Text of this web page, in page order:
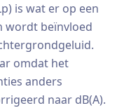
is wat er op een
wordt beïnvloed
omdat het
anders
naar dB(A).